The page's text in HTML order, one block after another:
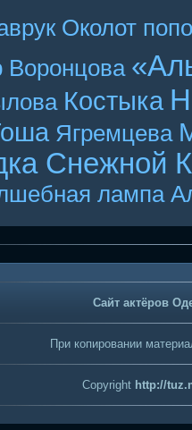
Околот
Воронцова
Костыка
Ягремцева
Снежной
лампа
Сайт актёров
При копировании
Copyright http://